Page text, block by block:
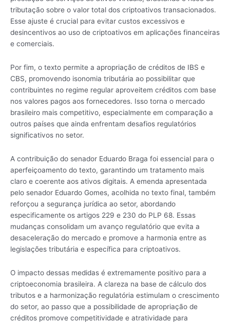
tributação sobre o valor total dos criptoativos transacionados.
Esse ajuste é crucial para evitar custos excessivos e
desincentivos ao uso de criptoativos em aplicações financeiras
e comerciais.
Por fim, o texto permite a apropriação de créditos de IBS e
CBS, promovendo isonomia tributária ao possibilitar que
contribuintes no regime regular aproveitem créditos com base
nos valores pagos aos fornecedores. Isso torna o mercado
brasileiro mais competitivo, especialmente em comparação a
outros países que ainda enfrentam desafios regulatórios
significativos no setor.
A contribuição do senador Eduardo Braga foi essencial para o
aperfeiçoamento do texto, garantindo um tratamento mais
claro e coerente aos ativos digitais. A emenda apresentada
pelo senador Eduardo Gomes, acolhida no texto final, também
reforçou a segurança jurídica ao setor, abordando
especificamente os artigos 229 e 230 do PLP 68. Essas
mudanças consolidam um avanço regulatório que evita a
desaceleração do mercado e promove a harmonia entre as
legislações tributária e específica para criptoativos.
O impacto dessas medidas é extremamente positivo para a
criptoeconomia brasileira. A clareza na base de cálculo dos
tributos e a harmonização regulatória estimulam o crescimento
do setor, ao passo que a possibilidade de apropriação de
créditos promove competitividade e atratividade para